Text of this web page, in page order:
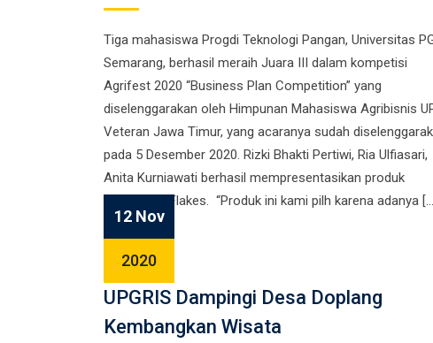
Tiga mahasiswa Progdi Teknologi Pangan, Universitas
Semarang, berhasil meraih Juara III dalam kompetisi
Agrifest 2020 “Business Plan Competition” yang
diselenggarakan oleh Himpunan Mahasiswa Agribisnis
Veteran Jawa Timur, yang acaranya sudah
pada 5 Desember 2020. Rizki Bhakti Pertiwi, Ria Ulfiasari,
Anita Kurniawati berhasil mempresentasikan produk
bernama U’Flakes. “Produk ini kami pilh karena adanya
12 Nov
2020
UPGRIS Dampingi Desa Doplang
Kembangkan Wisata